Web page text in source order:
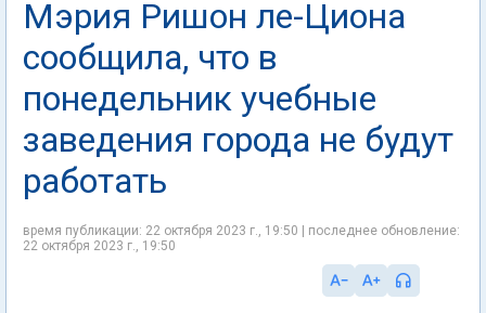
Мэрия Ришон ле-Циона
сообщила, что в
понедельник учебные
заведения города не будут
работать
время публикации: 22 октября 2023 г., 19:50 | последнее обновление:
22 октября 2023 г., 19:50